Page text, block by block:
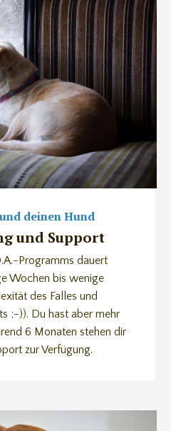
deinen Hund
und Support
Programms dauert
Wochen bis wenige
des Falles und
;-)). Du hast aber mehr
6 Monaten stehen dir
zur Verfügung.